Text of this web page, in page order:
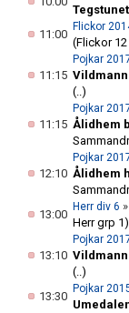
11:00
Flickor
(Flickor
11:15
Pojkar
(..)
11:15
Pojkar
Ålidhem
12:10
Pojkar
Ålidhem
13:00
Herr div 6 »
Herr grp 1)
13:10
Pojkar
(..)
13:30
Pojkar